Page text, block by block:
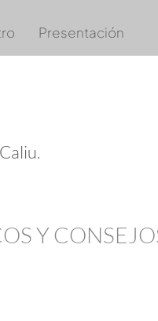
Presentación
Y